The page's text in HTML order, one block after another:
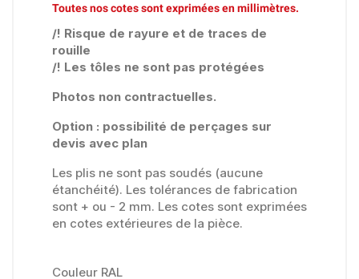
Toutes nos cotes sont exprimées en millimètres.
/! Risque de rayure et de traces de
rouille
/! Les tôles ne sont pas protégées
Photos non contractuelles.
Option : possibilité de perçages sur
devis avec plan
Les plis ne sont pas soudés (aucune
étanchéité). Les tolérances de fabrication
sont + ou - 2 mm. Les cotes sont exprimées
en cotes extérieures de la pièce.
Couleur RAL